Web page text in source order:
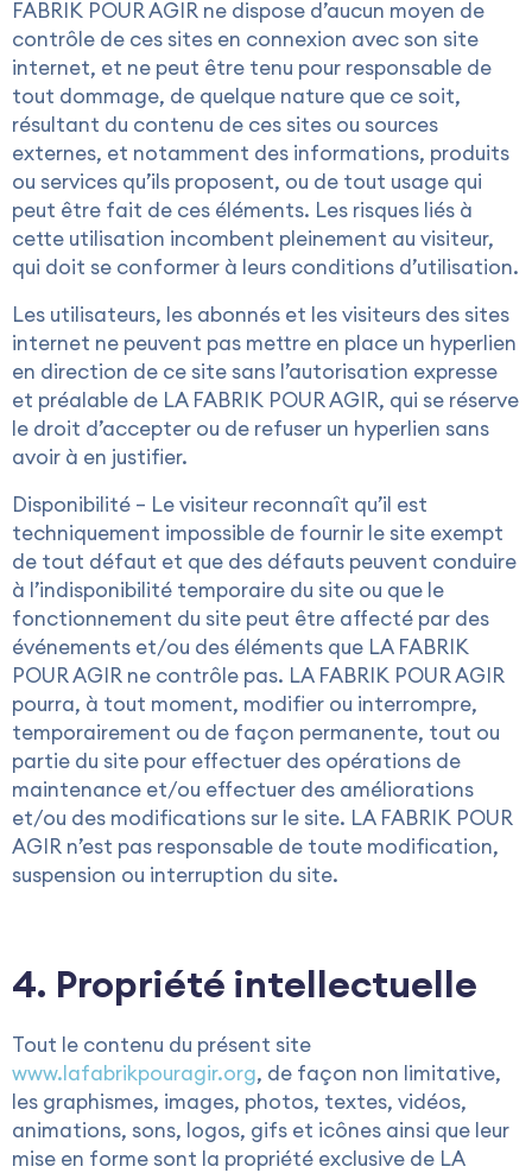
FABRIK POUR AGIR ne dispose d’aucun moyen de
contrôle de ces sites en connexion avec son site
internet, et ne peut être tenu pour responsable de
tout dommage, de quelque nature que ce soit,
résultant du contenu de ces sites ou sources
externes, et notamment des informations, produits
ou services qu’ils proposent, ou de tout usage qui
peut être fait de ces éléments. Les risques liés à
cette utilisation incombent pleinement au visiteur,
qui doit se conformer à leurs conditions d’utilisation.
Les utilisateurs, les abonnés et les visiteurs des sites
internet ne peuvent pas mettre en place un hyperlien
en direction de ce site sans l’autorisation expresse
et préalable de LA FABRIK POUR AGIR, qui se réserve
le droit d’accepter ou de refuser un hyperlien sans
avoir à en justifier.
Disponibilité – Le visiteur reconnaît qu’il est
techniquement impossible de fournir le site exempt
de tout défaut et que des défauts peuvent conduire
à l’indisponibilité temporaire du site ou que le
fonctionnement du site peut être affecté par des
événements et/ou des éléments que LA FABRIK
POUR AGIR ne contrôle pas. LA FABRIK POUR AGIR
pourra, à tout moment, modifier ou interrompre,
temporairement ou de façon permanente, tout ou
partie du site pour effectuer des opérations de
maintenance et/ou effectuer des améliorations
et/ou des modifications sur le site. LA FABRIK POUR
AGIR n’est pas responsable de toute modification,
suspension ou interruption du site.
4. Propriété intellectuelle
Tout le contenu du présent site
www.lafabrikpouragir.org, de façon non limitative,
les graphismes, images, photos, textes, vidéos,
animations, sons, logos, gifs et icônes ainsi que leur
mise en forme sont la propriété exclusive de LA